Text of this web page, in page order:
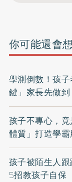
你可能還會
學測倒數！孩
鍵」家長先做到
孩子不專心，
體質」打造學霸
孩子被陌生人
5招教孩子自保